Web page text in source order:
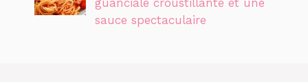
guanciale croustillante et une
sauce spectaculaire